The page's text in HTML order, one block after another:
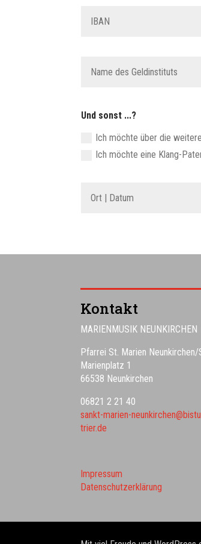
Und sonst ...?
Ich möchte über die
Ich möchte eine Klang-
Kontakt
MARIENMUSIK NEUNKIRCHEN
Pfarrei St. Marien Neunkirchen/
Marienplatz 1
66538 Neunkirchen
06821 2 21 40
sankt-marien-
trier.de
Impressum
Datenschutzerklärung